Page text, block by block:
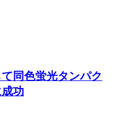
同色蛍光タンパク
功